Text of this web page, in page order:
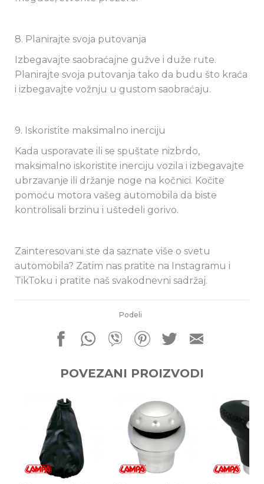
8. Planirajte svoja putovanja
Izbegavajte saobraćajne gužve i duže rute.
Planirajte svoja putovanja tako da budu što kraća
i izbegavajte vožnju u gustom saobraćaju.
9. Iskoristite maksimalno inerciju
Kada usporavate ili se spuštate nizbrdo,
maksimalno iskoristite inerciju vozila i izbegavajte
ubrzavanje ili držanje noge na kočnici. Kočite
pomoću motora vašeg automobila da biste
kontrolisali brzinu i uštedeli gorivo.
Zainteresovani ste da saznate više o svetu
automobila? Zatim nas pratite na Instagramu i
TikToku i pratite naš svakodnevni sadržaj.
Podeli
POVEZANI PROIZVODI